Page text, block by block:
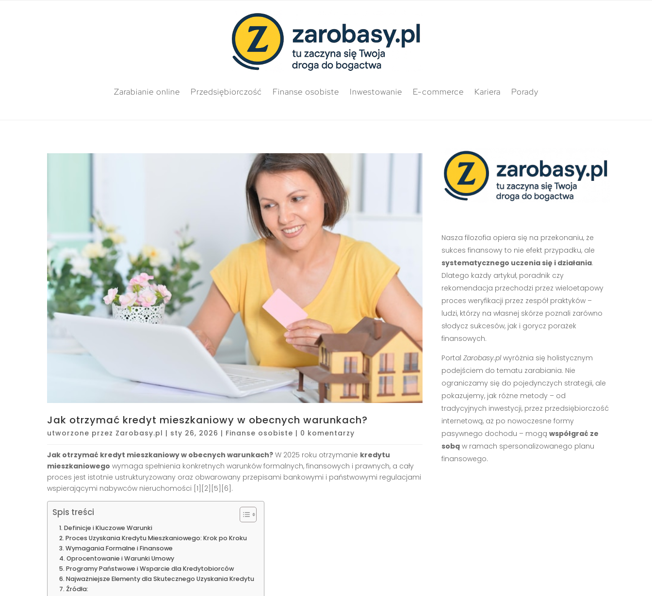
Zarabianie online Przedsiębiorczość Finanse osobiste Inwestowanie E-commerce Kariera Porady
Jak otrzymać kredyt mieszkaniowy w obecnych warunkach?
utworzone przez Zarobasy.pl | sty 26, 2026 | Finanse osobiste | 0 komentarzy
Jak otrzymać kredyt mieszkaniowy w obecnych warunkach? W 2025 roku otrzymanie kredytu
mieszkaniowego wymaga spełnienia konkretnych warunków formalnych, finansowych i prawnych, a cały
proces jest istotnie ustrukturyzowany oraz obwarowany przepisami bankowymi i państwowymi regulacjami
wspierającymi nabywców nieruchomości [1][2][5][6] .
Spis treści
Definicje i Kluczowe Warunki
Proces Uzyskania Kredytu Mieszkaniowego: Krok po Kroku
Wymagania Formalne i Finansowe
Oprocentowanie i Warunki Umowy
Programy Państwowe i Wsparcie dla Kredytobiorców
Najważniejsze Elementy dla Skutecznego Uzyskania Kredytu
Źródła:
Nasza filozofia opiera się na przekonaniu, że
sukces finansowy to nie efekt przypadku, ale
systematycznego uczenia się i działania.
Dlatego każdy artykuł, poradnik czy
rekomendacja przechodzi przez wieloetapowy
proces weryfikacji przez zespół praktyków –
ludzi, którzy na własnej skórze poznali zarówno
słodycz sukcesów, jak i gorycz porażek
finansowych.
Portal Zarobasy.plwyróżnia się holistycznym
podejściem do tematu zarabiania. Nie
ograniczamy się do pojedynczych strategii, ale
pokazujemy, jak różne metody – od
tradycyjnych inwestycji, przez przedsiębiorczość
internetową, aż po nowoczesne formy
pasywnego dochodu – mogą współgrać ze
sobąw ramach spersonalizowanego planu
finansowego.